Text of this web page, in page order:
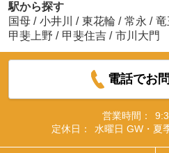
駅から探す
国母 / 小井川 / 東花輪 / 常永 / 竜
甲斐上野 / 甲斐住吉 / 市川大門
電話でお
営業時間：
定休日：
水曜日 GW・夏